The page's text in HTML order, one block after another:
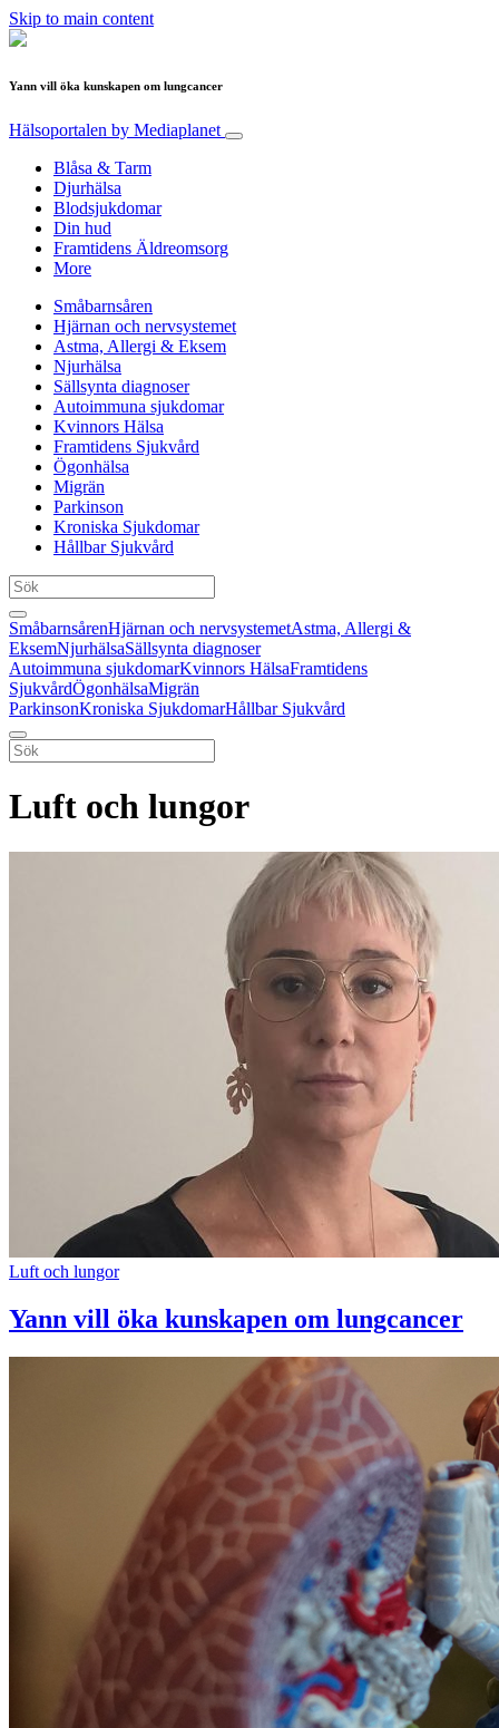
Skip to main content
Yann vill öka kunskapen om lungcancer
Hälsoportalen by Mediaplanet
Blåsa & Tarm
Djurhälsa
Blodsjukdomar
Din hud
Framtidens Äldreomsorg
More
Småbarnsåren
Hjärnan och nervsystemet
Astma, Allergi & Eksem
Njurhälsa
Sällsynta diagnoser
Autoimmuna sjukdomar
Kvinnors Hälsa
Framtidens Sjukvård
Ögonhälsa
Migrän
Parkinson
Kroniska Sjukdomar
Hållbar Sjukvård
SmåbarnsårenHjärnan och nervsystemetAstma, Allergi &
EksemNjurhälsaSällsynta diagnoser
Autoimmuna sjukdomarKvinnors HälsaFramtidens
SjukvårdÖgonhälsaMigrän
ParkinsonKroniska SjukdomarHållbar Sjukvård
Luft och lungor
Luft och lungor
Yann vill öka kunskapen om lungcancer